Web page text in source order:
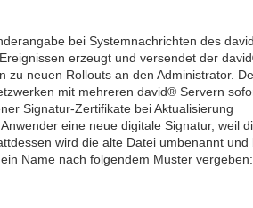
bei Systemnachrichten des
erzeugt und versendet der
zu neuen Rollouts an den Administrator.
mit mehreren david® Servern
Signatur-Zertifikate bei Aktualisierung
eine neue digitale Signatur, weil
wird die alte Datei umbenannt
Name nach folgendem Muster